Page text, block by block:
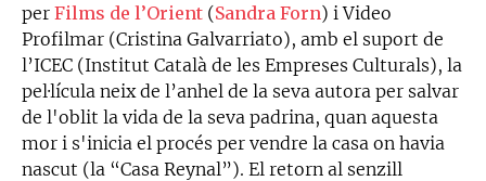
per Films de l’Orient (Sandra Forn) i Video
Profilmar (Cristina Galvarriato), amb el suport de
l’ICEC (Institut Català de les Empreses Culturals), la
pel·lícula neix de l’anhel de la seva autora per salvar
de l'oblit la vida de la seva padrina, quan aquesta
mor i s'inicia el procés per vendre la casa on havia
nascut (la “Casa Reynal”). El retorn al senzill